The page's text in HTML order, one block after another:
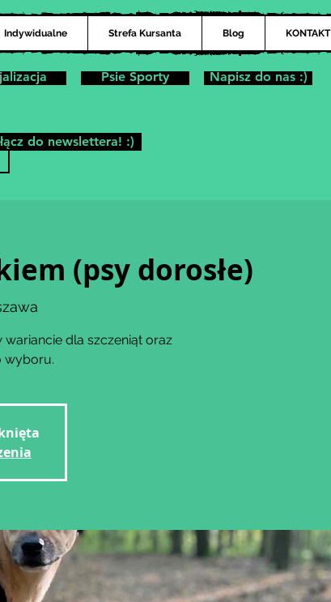
Indywidualne Strefa Kursanta Blog KONTAKT
Psie Sporty Napisz do nas :)
(psy dorosłe)
dla szczeniąt oraz
wyboru.
do newslettera! :)